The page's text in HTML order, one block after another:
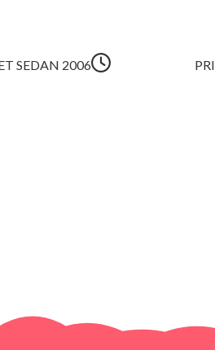
SEDAN 2006